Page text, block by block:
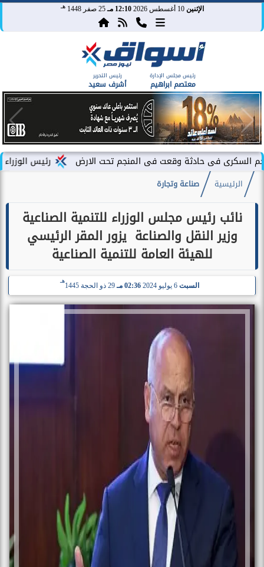
الإثنين 10 أغسطس 2026 12:10 مـ 25 صفر 1448 هـ
رئيس مجلس الإدارة
معتصم ابراهيم
رئيس التحرير
أشرف سعيد
رئيس الوزراء يشهد حادثة وقعت فى المنجم تحت الارض
الرئيسية صناعة وتجارة
نائب رئيس مجلس الوزراء للتنمية الصناعية
وزير النقل والصناعة يزور المقر الرئيسي
للهيئة العامة للتنمية الصناعية
السبت 02:36 مـ 29 ذو الحجة 1445
هـ